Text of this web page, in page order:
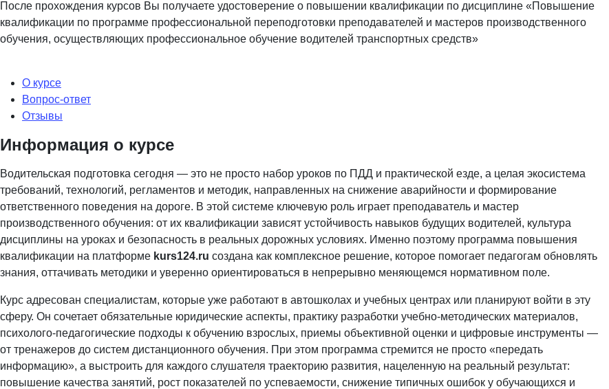
После прохождения курсов Вы получаете удостоверение о повышении квалификации по дисциплине «Повышение
квалификации по программе профессиональной переподготовки преподавателей и мастеров производственного
обучения, осуществляющих профессиональное обучение водителей транспортных средств»
О курсе
Вопрос-ответ
Отзывы
Информация о курсе
Водительская подготовка сегодня — это не просто набор уроков по ПДД и практической езде, а целая экосистема
требований, технологий, регламентов и методик, направленных на снижение аварийности и формирование
ответственного поведения на дороге. В этой системе ключевую роль играет преподаватель и мастер
производственного обучения: от их квалификации зависят устойчивость навыков будущих водителей, культура
дисциплины на уроках и безопасность в реальных дорожных условиях. Именно поэтому программа повышения
квалификации на платформе kurs124.ru создана как комплексное решение, которое помогает педагогам обновлять
знания, оттачивать методики и уверенно ориентироваться в непрерывно меняющемся нормативном поле.
Курс адресован специалистам, которые уже работают в автошколах и учебных центрах или планируют войти в эту
сферу. Он сочетает обязательные юридические аспекты, практику разработки учебно-методических материалов,
психолого-педагогические подходы к обучению взрослых, приемы объективной оценки и цифровые инструменты —
от тренажеров до систем дистанционного обучения. При этом программа стремится не просто «передать
информацию», а выстроить для каждого слушателя траекторию развития, нацеленную на реальный результат:
повышение качества занятий, рост показателей по успеваемости, снижение типичных ошибок у обучающихся и